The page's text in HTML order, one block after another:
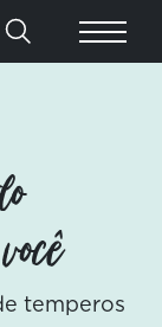
temperos